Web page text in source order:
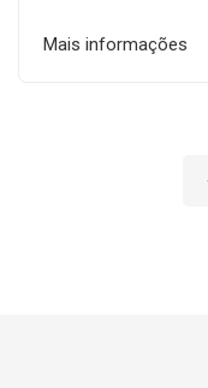
Mais informações